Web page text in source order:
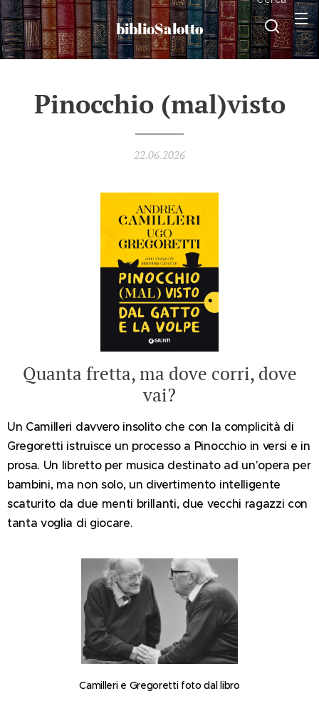
biblioSalotto
Pinocchio (mal)visto
22.06.2026
Quanta fretta, ma dove corri, dove
vai?
Un Camilleri davvero insolito che con la complicità di
Gregoretti istruisce un processo a Pinocchio in versi e in
prosa. Un libretto per musica destinato ad un'opera per
bambini, ma non solo, un divertimento intelligente
scaturito da due menti brillanti, due vecchi ragazzi con
tanta voglia di giocare.
Camilleri e Gregoretti foto dal libro